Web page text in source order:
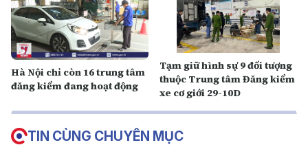
Hà Nội chỉ còn 16 trung tâm
đăng kiểm đang hoạt động
Tạm giữ hình sự 9 đối tượng
thuộc Trung tâm Đăng kiểm
xe cơ giới 29-10D
TIN CÙNG CHUYÊN MỤC